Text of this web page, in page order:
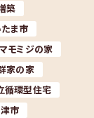
築
ま市
モミジの家
家の家
循環型住宅
市